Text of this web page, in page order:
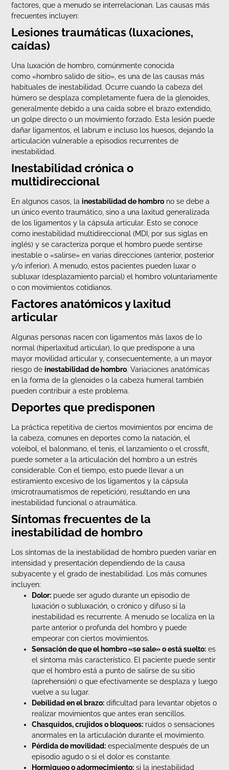
factores, que a menudo se interrelacionan. Las causas más
frecuentes incluyen:
Lesiones traumáticas (luxaciones,
caídas)
Una luxación de hombro, comúnmente conocida
como «hombro salido de sitio», es una de las causas más
habituales de inestabilidad. Ocurre cuando la cabeza del
húmero se desplaza completamente fuera de la glenoides,
generalmente debido a una caída sobre el brazo extendido,
un golpe directo o un movimiento forzado. Esta lesión puede
dañar ligamentos, el labrum e incluso los huesos, dejando la
articulación vulnerable a episodios recurrentes de
inestabilidad.
Inestabilidad crónica o
multidireccional
En algunos casos, lainestabilidad de hombro no se debe a
un único evento traumático, sino a una laxitud generalizada
de los ligamentos y la cápsula articular. Esto se conoce
como inestabilidad multidireccional (MDI, por sus siglas en
inglés) y se caracteriza porque el hombro puede sentirse
inestable o «salirse» en varias direcciones (anterior, posterior
y/o inferior). A menudo, estos pacientes pueden luxar o
subluxar (desplazamiento parcial) el hombro voluntariamente
o con movimientos cotidianos.
Factores anatómicos y laxitud
articular
Algunas personas nacen con ligamentos más laxos de lo
normal (hiperlaxitud articular), lo que predispone a una
mayor movilidad articular y, consecuentemente, a un mayor
riesgo deinestabilidad de hombro. Variaciones anatómicas
en la forma de la glenoides o la cabeza humeral también
pueden contribuir a este problema.
Deportes que predisponen
La práctica repetitiva de ciertos movimientos por encima de
la cabeza, comunes en deportes como la natación, el
voleibol, el balonmano, el tenis, el lanzamiento o el crossfit,
puede someter a la articulación del hombro a un estrés
considerable. Con el tiempo, esto puede llevar a un
estiramiento excesivo de los ligamentos y la cápsula
(microtraumatismos de repetición), resultando en una
inestabilidad funcional o atraumática.
Síntomas frecuentes de la
inestabilidad de hombro
Los síntomas de la inestabilidad de hombro pueden variar en
intensidad y presentación dependiendo de la causa
subyacente y el grado de inestabilidad. Los más comunes
incluyen:
Dolor: puede ser agudo durante un episodio de
luxación o subluxación, o crónico y difuso si la
inestabilidad es recurrente. A menudo se localiza en la
parte anterior o profunda del hombro y puede
empeorar con ciertos movimientos.
Sensación de que el hombro «se sale» o está suelto: es
el síntoma más característico. El paciente puede sentir
que el hombro está a punto de salirse de su sitio
(aprehensión) o que efectivamente se desplaza y luego
vuelve a su lugar.
Debilidad en el brazo: dificultad para levantar objetos o
realizar movimientos que antes eran sencillos.
Chasquidos, crujidos o bloqueos: ruidos o sensaciones
anormales en la articulación durante el movimiento.
Pérdida de movilidad: especialmente después de un
episodio agudo o si el dolor es constante.
Hormigueo o adormecimiento: si la inestabilidad